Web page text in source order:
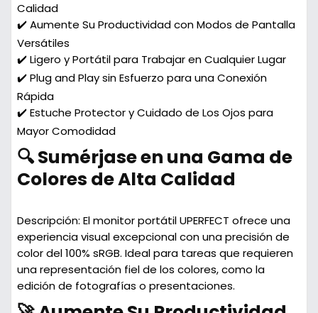
Calidad
✔️ Aumente Su Productividad con Modos de Pantalla
Versátiles
✔️ Ligero y Portátil para Trabajar en Cualquier Lugar
✔️ Plug and Play sin Esfuerzo para una Conexión
Rápida
✔️ Estuche Protector y Cuidado de Los Ojos para
Mayor Comodidad
🔍 Sumérjase en una Gama de
Colores de Alta Calidad
Descripción: El monitor portátil UPERFECT ofrece una
experiencia visual excepcional con una precisión de
color del 100% sRGB. Ideal para tareas que requieren
una representación fiel de los colores, como la
edición de fotografías o presentaciones.